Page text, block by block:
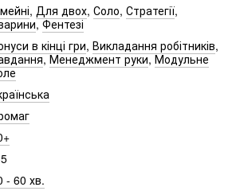
, Для двох, Соло, Стратегії,
,Фентезі
в кінці гри, Викладання робітників,
,Менеджмент руки,Модульне
- 60 хв.